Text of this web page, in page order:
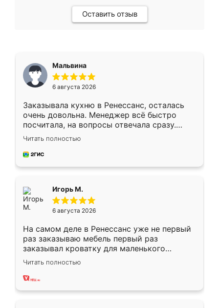
Оставить отзыв
Мальвина
6 августа 2026
Заказывала кухню в Ренессанс, осталась
очень довольна. Менеджер всё быстро
посчитала, на вопросы отвечала сразу.
Замерщик приехал в субботу, подошёл к
делу со всей ответственностью. Собрали
за день, ребята работали аккуратно, даже
Читать полностью
Игорь М.
6 августа 2026
На самом деле в Ренессанс уже не первый
раз заказываю мебель первый раз
заказывал кроватку для маленького
ребёнка при его рождении ,во второй раз
заказал шкаф-купе. По качеству очень
хорошее сборка достаточно быстрая,
Читать полностью